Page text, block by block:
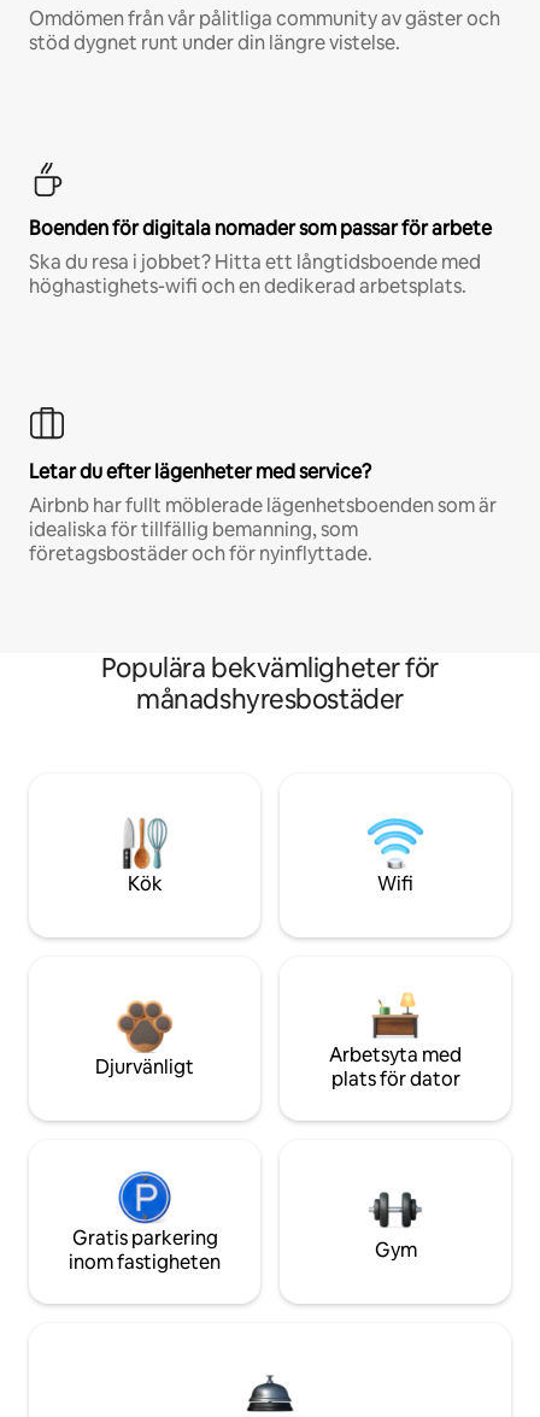
Omdömen från vår pålitliga community av gäster och
stöd dygnet runt under din längre vistelse.
Boenden för digitala nomader som passar för arbete
Ska du resa i jobbet? Hitta ett långtidsboende med
höghastighets-wifi och en dedikerad arbetsplats.
Letar du efter lägenheter med service?
Airbnb har fullt möblerade lägenhetsboenden som är
idealiska för tillfällig bemanning, som
företagsbostäder och för nyinflyttade.
Populära bekvämligheter för
månadshyresbostäder
Kök Wifi
Djurvänligt
Arbetsyta med
plats för dator
Gratis parkering
inom fastigheten
Gym